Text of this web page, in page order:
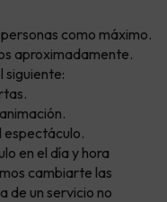
como máximo.
aproximadamente.
siguiente:
espectáculo.
en el día y hora
cambiarte las
de un servicio no